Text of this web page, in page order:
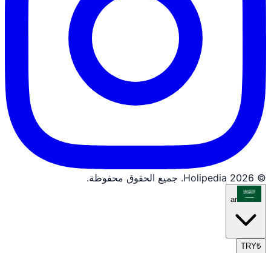
© 2026 Holipedia. جميع الحقوق محفوظة.
ar
₺
TRY